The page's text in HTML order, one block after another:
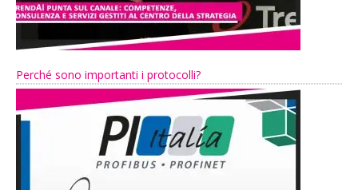
Perché sono importanti i protocolli?